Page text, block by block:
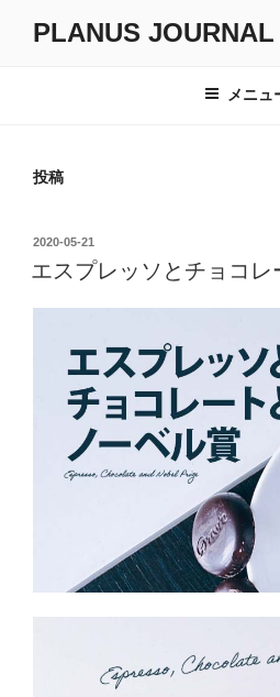
PLANUS JOURNAL
メニュ
投稿
投
日:
2020-05-21
エスプレッソとチョコ